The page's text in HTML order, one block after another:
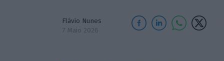
Flávio Nunes
7 Maio 2026